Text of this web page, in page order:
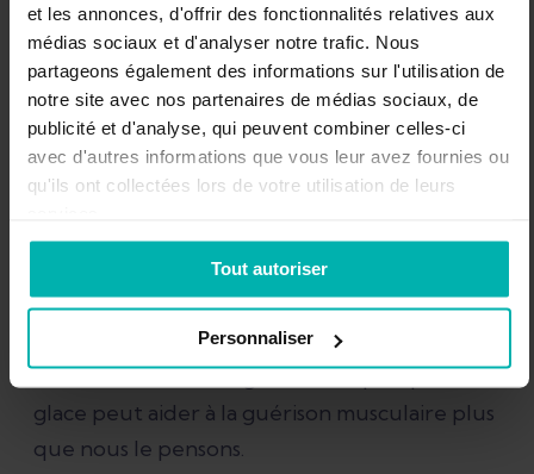
et les annonces, d'offrir des fonctionnalités relatives aux
médias sociaux et d'analyser notre trafic. Nous
partageons également des informations sur l'utilisation de
notre site avec nos partenaires de médias sociaux, de
publicité et d'analyse, qui peuvent combiner celles-ci
avec d'autres informations que vous leur avez fournies ou
qu'ils ont collectées lors de votre utilisation de leurs
Tout autoriser
Personnaliser
La plupart des études utilisent des animaux
plutôt que des participants humains.
Aucune étude n’examine spécifiquement
l’effet de la glace sur les blessures musculaires
traumatiques chez l’homme.
Ces problèmes rendent difficile l’application
de la recherche à la pratique.
Même s’il y a clairement des lacunes dans la
recherche, si nous regardons de plus près, la
glace peut aider à la guérison musculaire plus
que nous le pensons.